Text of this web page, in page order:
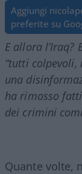
Aggiungi
preferite su
E allora l’Iraq?
“tutti colpevoli,
una
ha rimosso
dei crimini
Quante volte,